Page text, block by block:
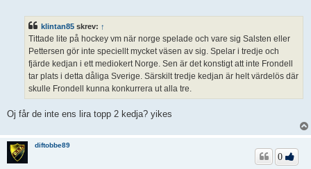
klintan85 skrev: ↑
Tittade lite på hockey vm när norge spelade och vare sig Salsten eller
Pettersen gör inte speciellt mycket väsen av sig. Spelar i tredje och
fjärde kedjan i ett mediokert Norge. Sen är det konstigt att inte Frondell
tar plats i detta dåliga Sverige. Särskilt tredje kedjan är helt värdelös där
skulle Frondell kunna konkurrera ut alla tre.
Oj får de inte ens lira topp 2 kedja? yikes
diftobbe89
0